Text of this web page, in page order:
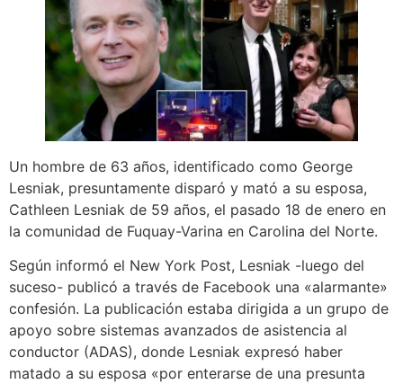
Un hombre de 63 años, identificado como George
Lesniak, presuntamente disparó y mató a su esposa,
Cathleen Lesniak de 59 años, el pasado 18 de enero en
la comunidad de Fuquay-Varina en Carolina del Norte.
Según informó el New York Post, Lesniak -luego del
suceso- publicó a través de Facebook una «alarmante»
confesión. La publicación estaba dirigida a un grupo de
apoyo sobre sistemas avanzados de asistencia al
conductor (ADAS), donde Lesniak expresó haber
matado a su esposa «por enterarse de una presunta